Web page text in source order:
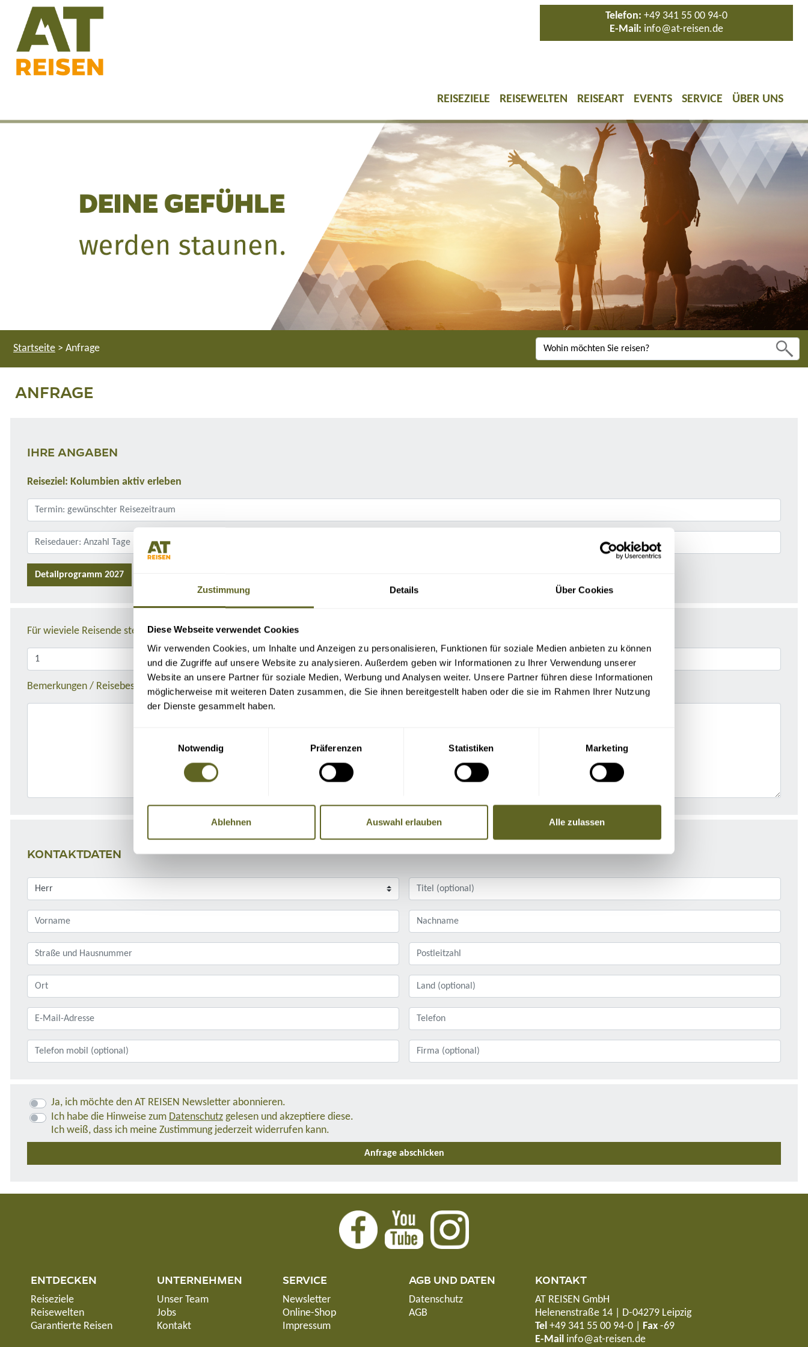
Zustimmung Details Über Cookies
Diese Webseite verwendet Cookies
Wir verwenden Cookies, um Inhalte und Anzeigen zu personalisieren, Funktionen für soziale Medien anbieten zu können
und die Zugriffe auf unsere Website zu analysieren. Außerdem geben wir Informationen zu Ihrer Verwendung unserer
Website an unsere Partner für soziale Medien, Werbung und Analysen weiter. Unsere Partner führen diese Informationen
möglicherweise mit weiteren Daten zusammen, die Sie ihnen bereitgestellt haben oder die sie im Rahmen Ihrer Nutzung
der Dienste gesammelt haben.
Notwendig
Präferenzen Statistiken Marketing
Ablehnen Auswahl erlauben Alle zulassen
Telefon: +49 341 55 00 94-0
E-Mail: info@at-reisen.de
REISEZIELE REISEWELTEN REISEART EVENTS SERVICE ÜBER UNS
Startseite > Anfrage
ANFRAGE
IHRE ANGABEN
Reiseziel: Kolumbien aktiv erleben
Detailprogramm 2027
Für wieviele Reisende stellen Sie die Anfrage?
Bemerkungen / Reisebeschreibung
KONTAKTDATEN
Ja, ich möchte den AT REISEN Newsletter abonnieren.
Ich habe die Hinweise zum Datenschutz gelesen und akzeptiere diese.
Ich weiß, dass ich meine Zustimmung jederzeit widerrufen kann.
ENTDECKEN
Reiseziele
Reisewelten
Garantierte Reisen
UNTERNEHMEN
Unser Team
Jobs
Kontakt
SERVICE
Newsletter
Online-Shop
Impressum
AGB UND DATEN
Datenschutz
AGB
KONTAKT
AT REISEN GmbH
Helenenstraße 14 | D-04279 Leipzig
Tel +49 341 55 00 94-0| Fax-69
E-Mail info@at-reisen.de